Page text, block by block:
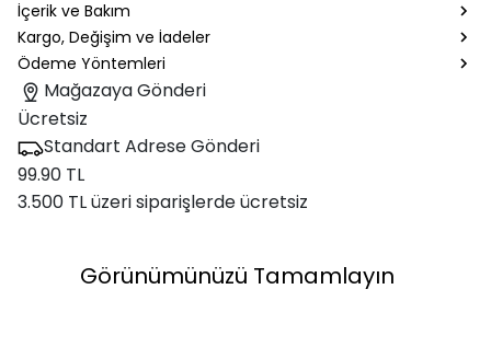
İçerik ve Bakım
Kargo, Değişim ve İadeler
Ödeme Yöntemleri
Mağazaya Gönderi
Ücretsiz
Standart Adrese Gönderi
99.90 TL
3.500 TL üzeri siparişlerde ücretsiz
Görünümünüzü Tamamlayın